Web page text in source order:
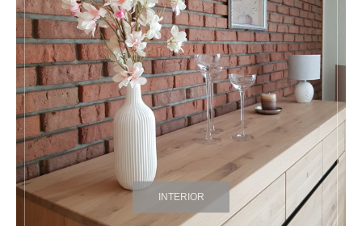
INTERIOR